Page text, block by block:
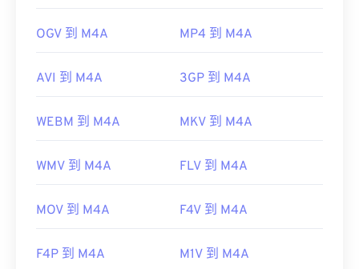
OGV 到 M4A MP4 到 M4A
AVI 到 M4A 3GP 到 M4A
WEBM 到 M4A MKV 到 M4A
WMV 到 M4A FLV 到 M4A
MOV 到 M4A F4V 到 M4A
F4P 到 M4A M1V 到 M4A